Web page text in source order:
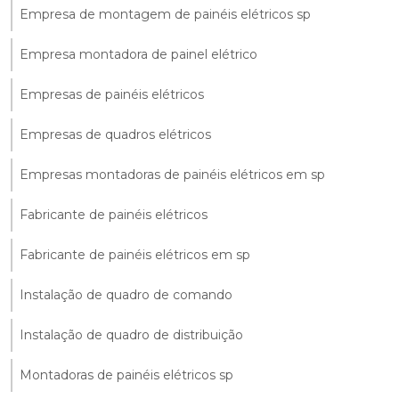
Empresa de montagem de painéis elétricos sp
Empresa montadora de painel elétrico
Empresas de painéis elétricos
Empresas de quadros elétricos
Empresas montadoras de painéis elétricos em sp
Fabricante de painéis elétricos
Fabricante de painéis elétricos em sp
Instalação de quadro de comando
Instalação de quadro de distribuição
Montadoras de painéis elétricos sp